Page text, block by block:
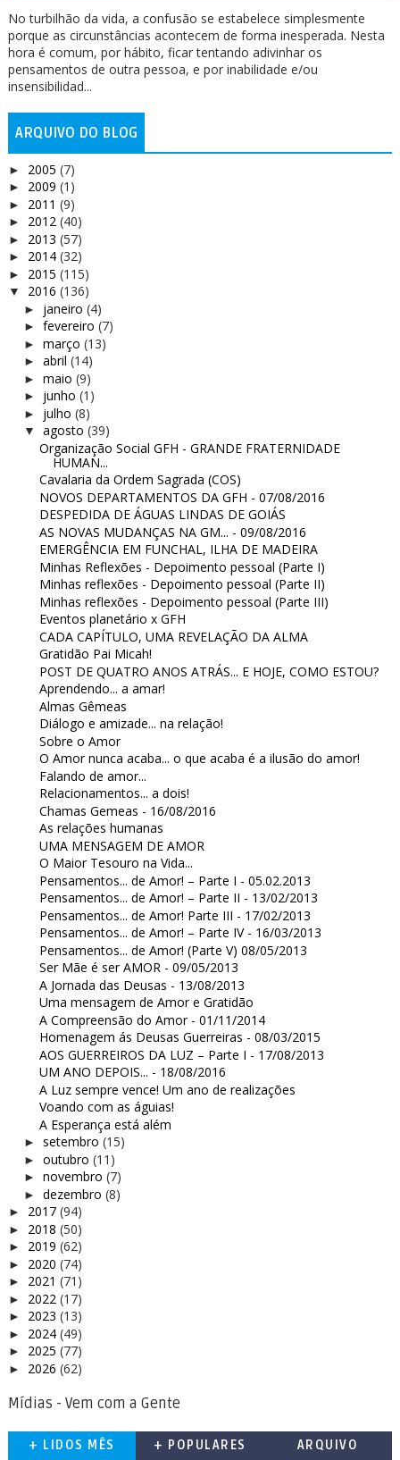
No turbilhão da vida, a confusão se estabelece simplesmente
porque as circunstâncias acontecem de forma inesperada. Nesta
hora é comum, por hábito, ficar tentando adivinhar os
pensamentos de outra pessoa, e por inabilidade e/ou
insensibilidad...
ARQUIVO DO BLOG
► 2005 (7)
► 2009 (1)
► 2011 (9)
► 2012 (40)
► 2013 (57)
► 2014 (32)
► 2015 (115)
▼ 2016 (136)
► janeiro (4)
► fevereiro (7)
► março (13)
► abril (14)
► maio (9)
► junho (1)
► julho (8)
▼ agosto (39)
Organização Social GFH - GRANDE FRATERNIDADE
HUMAN...
Cavalaria da Ordem Sagrada (COS)
NOVOS DEPARTAMENTOS DA GFH - 07/08/2016
DESPEDIDA DE ÁGUAS LINDAS DE GOIÁS
AS NOVAS MUDANÇAS NA GM... - 09/08/2016
EMERGÊNCIA EM FUNCHAL, ILHA DE MADEIRA
Minhas Reflexões - Depoimento pessoal (Parte I)
Minhas reflexões - Depoimento pessoal (Parte II)
Minhas reflexões - Depoimento pessoal (Parte III)
Eventos planetário x GFH
CADA CAPÍTULO, UMA REVELAÇÃO DA ALMA
Gratidão Pai Micah!
POST DE QUATRO ANOS ATRÁS... E HOJE, COMO ESTOU?
Aprendendo... a amar!
Almas Gêmeas
Diálogo e amizade... na relação!
Sobre o Amor
O Amor nunca acaba... o que acaba é a ilusão do amor!
Falando de amor...
Relacionamentos... a dois!
Chamas Gemeas - 16/08/2016
As relações humanas
UMA MENSAGEM DE AMOR
O Maior Tesouro na Vida...
Pensamentos... de Amor! – Parte I - 05.02.2013
Pensamentos... de Amor! – Parte II - 13/02/2013
Pensamentos... de Amor! Parte III - 17/02/2013
Pensamentos... de Amor! – Parte IV - 16/03/2013
Pensamentos... de Amor! (Parte V) 08/05/2013
Ser Mãe é ser AMOR - 09/05/2013
A Jornada das Deusas - 13/08/2013
Uma mensagem de Amor e Gratidão
A Compreensão do Amor - 01/11/2014
Homenagem ás Deusas Guerreiras - 08/03/2015
AOS GUERREIROS DA LUZ – Parte I - 17/08/2013
UM ANO DEPOIS... - 18/08/2016
A Luz sempre vence! Um ano de realizações
Voando com as águias!
A Esperança está além
► setembro (15)
► outubro (11)
► novembro (7)
► dezembro (8)
► 2017 (94)
► 2018 (50)
► 2019 (62)
► 2020 (74)
► 2021 (71)
► 2022 (17)
► 2023 (13)
► 2024 (49)
► 2025 (77)
► 2026 (62)
Mídias - Vem com a Gente
+ LIDOS MÊS + POPULARES ARQUIVO